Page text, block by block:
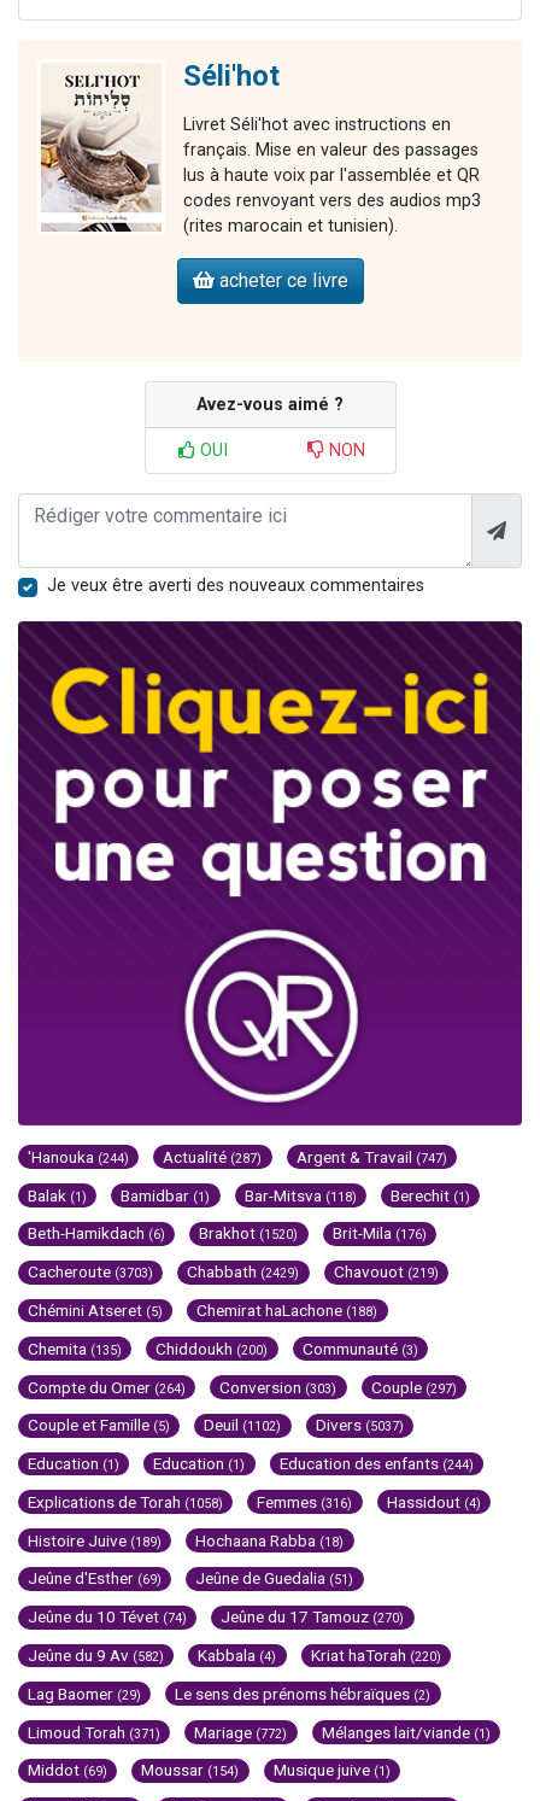
Séli'hot
Livret Séli'hot avec instructions en
français. Mise en valeur des passages
lus à haute voix par l'assemblée et QR
codes renvoyant vers des audios mp3
(rites marocain et tunisien).
acheter ce livre
Avez-vous aimé ?
OUI NON
Je veux être averti des nouveaux commentaires
'Hanouka (244) Actualité (287) Argent & Travail (747)
Balak (1) Bamidbar (1) Bar-Mitsva (118) Berechit (1)
Beth-Hamikdach (6) Brakhot (1520) Brit-Mila (176)
Cacheroute (3703) Chabbath (2429) Chavouot (219)
Chémini Atseret (5) Chemirat haLachone (188)
Chemita (135) Chiddoukh (200) Communauté (3)
Compte du Omer (264) Conversion (303) Couple (297)
Couple et Famille (5) Deuil (1102) Divers (5037)
Education (1) Education (1) Education des enfants (244)
Explications de Torah (1058) Femmes (316) Hassidout (4)
Histoire Juive (189) Hochaana Rabba (18)
Jeûne d'Esther (69) Jeûne de Guedalia (51)
Jeûne du 10 Tévet (74) Jeûne du 17 Tamouz (270)
Jeûne du 9 Av (582) Kabbala (4) Kriat haTorah (220)
Lag Baomer (29) Le sens des prénoms hébraïques (2)
Limoud Torah (371) Mariage (772) Mélanges lait/viande (1)
Middot (69) Moussar (154) Musique juive (1)